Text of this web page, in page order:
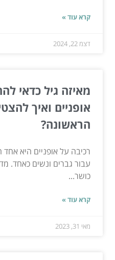
קרא עוד »
דצמ 22, 2024
מאיזה גיל כדאי
אופניים ואיך
הראשונה?
רכיבה על אופניים היא אחד
עבור גברים ונשים כאחד.
כושר...
קרא עוד »
מאי 31, 2023